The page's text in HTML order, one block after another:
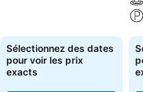
Sélectionnez des dates
pour voir les prix
exacts